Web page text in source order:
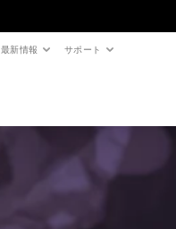
最新情報 サポート